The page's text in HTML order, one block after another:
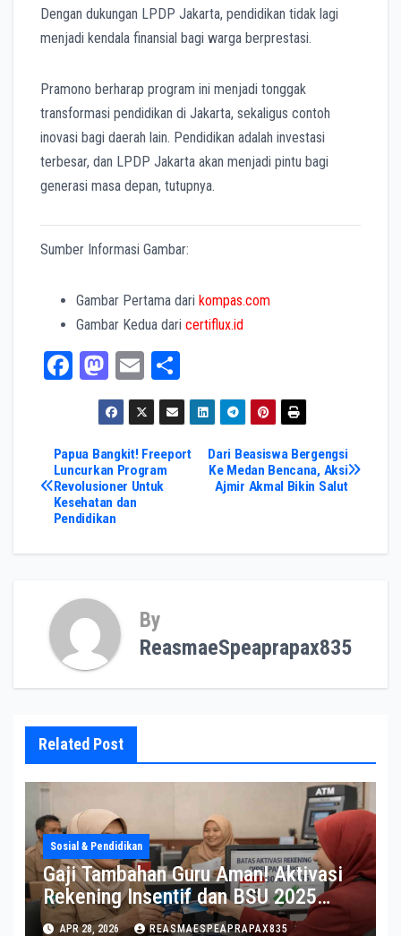
Dengan dukungan LPDP Jakarta, pendidikan tidak lagi
menjadi kendala finansial bagi warga berprestasi.
Pramono berharap program ini menjadi tonggak
transformasi pendidikan di Jakarta, sekaligus contoh
inovasi bagi daerah lain. Pendidikan adalah investasi
terbesar, dan LPDP Jakarta akan menjadi pintu bagi
generasi masa depan, tutupnya.
Sumber Informasi Gambar:
Gambar Pertama dari kompas.com
Gambar Kedua dari certiflux.id
Fa
ce
bo
ok
M
as
to
do
n
E
m
ail
ar
e
Post
navigation
Dari Beasiswa Bergengsi
Ke Medan Bencana, Aksi
Ajmir Akmal Bikin Salut
Papua Bangkit! Freeport
Luncurkan Program
Revolusioner Untuk
Kesehatan dan
Pendidikan
By
ReasmaeSpeaprapax835
Related Post
Sosial & Pendidikan
Gaji Tambahan Guru Aman! Aktivasi
Rekening Insentif dan BSU 2025
Diperpanjang
APR 28, 2026 REASMAESPEAPRAPAX835